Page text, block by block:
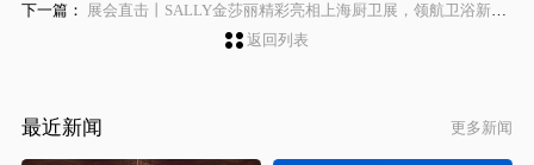
返回列表
下一篇： 展会直击丨SALLY金莎丽精彩亮相上海厨卫展，领航卫浴新纪元
最近新闻 更多新闻